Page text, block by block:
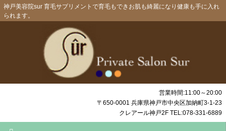
神戸美容院sur 育毛サプリメントで育毛もできお肌も綺麗になり健康も手に入れ
られます。
営業時間:11:00～20:00
〒650-0001 兵庫県神戸市中央区加納町3-1-23
クレアール神戸2F TEL:078-331-6889